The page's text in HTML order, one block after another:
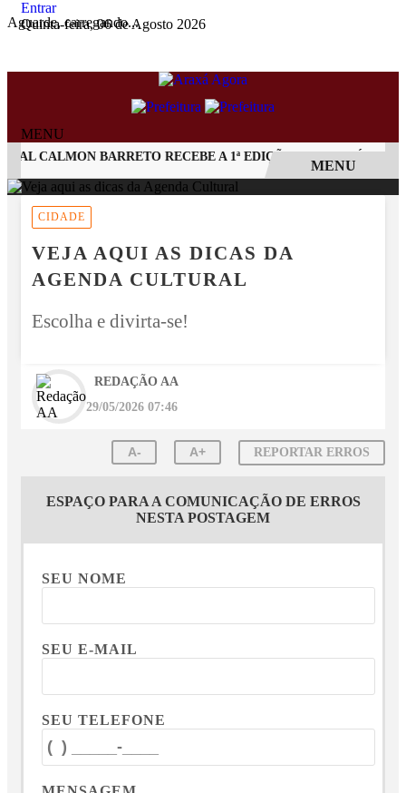
Aguarde, carregando...
Entrar
Quinta-feira, 06 de Agosto 2026
MENU
CALMON BARRETO RECEBE A 1ª EDIÇÃO DO ARAXÁ
MENU
CIDADE
VEJA AQUI AS DICAS DA
AGENDA CULTURAL
Escolha e divirta-se!
REDAÇÃO AA
29/05/2026 07:46
A- A+ REPORTAR ERROS
ESPAÇO PARA A COMUNICAÇÃO DE ERROS
NESTA POSTAGEM
SEU NOME
SEU E-MAIL
SEU TELEFONE